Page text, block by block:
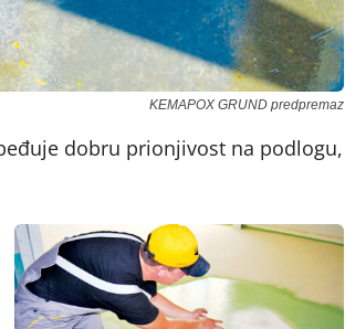
KEMAPOX GRUND predpremaz
dobru prionjivost na podlogu,